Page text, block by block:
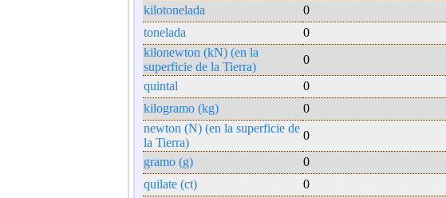
kilotonelada
0
tonelada
0
kilonewton (kN) (en la
superficie de la Tierra)
0
quintal
0
kilogramo (kg)
0
newton (N) (en la superficie de
la Tierra)
0
gramo (g)
0
quilate (ct)
0